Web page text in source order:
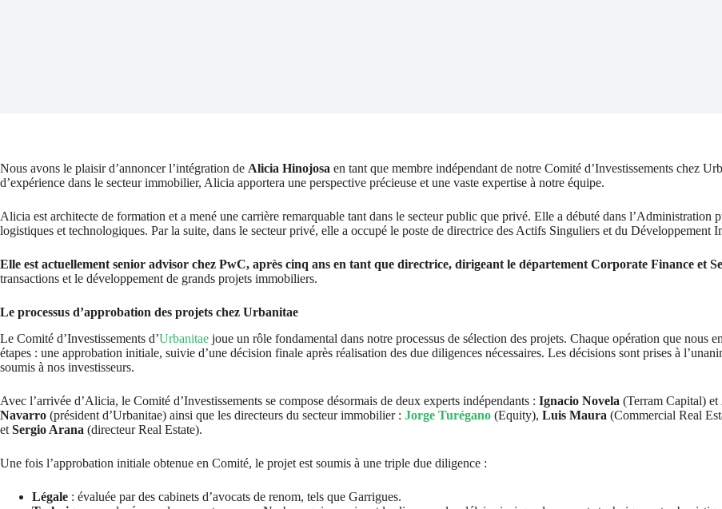
Nous avons le plaisir d’annoncer l’intégration de Alicia Hinojosa en tant que membre indépendant de notre Comité d’Investissements chez
d’expérience dans le secteur immobilier, Alicia apportera une perspective précieuse et une vaste expertise à notre équipe.
Alicia est architecte de formation et a mené une carrière remarquable tant dans le secteur public que privé. Elle a débuté dans l’Administration
logistiques et technologiques. Par la suite, dans le secteur privé, elle a occupé le poste de directrice des Actifs Singuliers et du Développement
Elle est actuellement senior advisor chez PwC, après cinq ans en tant que directrice, dirigeant le département Corporate Finance et
transactions et le développement de grands projets immobiliers.
Le processus d’approbation des projets chez Urbanitae
Le Comité d’Investissements d’Urbanitae joue un rôle fondamental dans notre processus de sélection des projets. Chaque opération que nous
étapes : une approbation initiale, suivie d’une décision finale après réalisation des due diligences nécessaires. Les décisions sont prises à
soumis à nos investisseurs.
Avec l’arrivée d’Alicia, le Comité d’Investissements se compose désormais de deux experts indépendants : Ignacio Novela (Terram Capital) et
Navarro (président d’Urbanitae) ainsi que les directeurs du secteur immobilier : Jorge Turégano (Equity), Luis Maura (Commercial Real
et Sergio Arana (directeur Real Estate).
Une fois l’approbation initiale obtenue en Comité, le projet est soumis à une triple due diligence :
Légale : évaluée par des cabinets d’avocats de renom, tels que Garrigues.